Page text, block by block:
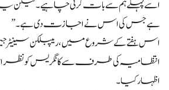
اسے پہلے ہم سے بات کرنی چاہیے۔
ہے جس کی اس نے اجازت دی ہے۔”
اس ہفتے کے شروع میں، ریپبلکن سینیٹر جیمز
انتظامیہ کی طرف سے کانگریس کو
اظہار کیا۔